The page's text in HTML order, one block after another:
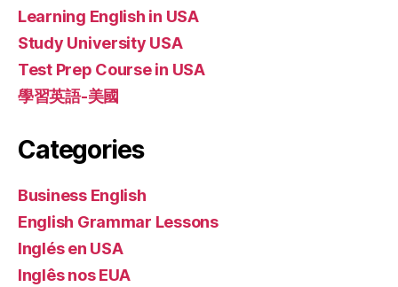
Learning English in USA
Study University USA
Test Prep Course in USA
學習英語-美國
Categories
Business English
English Grammar Lessons
Inglés en USA
Inglês nos EUA